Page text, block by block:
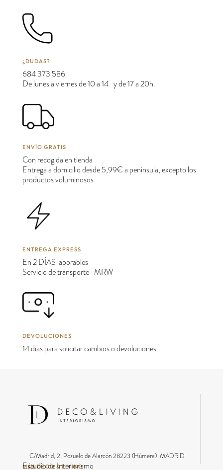
¿DUDAS?
684 373 586
De lunes a viernes de 10 a 14 y de 17 a 20h.
ENVÍO GRATIS
Con recogida en tienda
Entrega a domicilio desde 5,99€ a península, excepto los
productos voluminosos
ENTREGA EXPRESS
En 2 DÍAS laborables
Servicio de transporte MRW
DEVOLUCIONES
14 días para solicitar cambios o devoluciones.
C/Madrid, 2, Pozuelo de Alarcón 28223 (Húmera) MADRID
MÁS DECO & LIVING
Estudio de Interiorismo